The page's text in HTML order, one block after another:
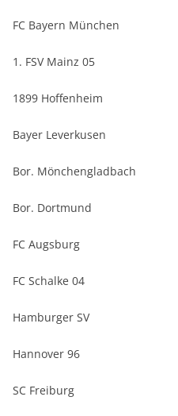
FC Bayern München
1. FSV Mainz 05
1899 Hoffenheim
Bayer Leverkusen
Bor. Mönchengladbach
Bor. Dortmund
FC Augsburg
FC Schalke 04
Hamburger SV
Hannover 96
SC Freiburg